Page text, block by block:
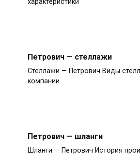
характеристики
Петрович — стеллажи
Стеллажи — Петрович Виды
компании
Петрович — шланги
Шланги — Петрович История